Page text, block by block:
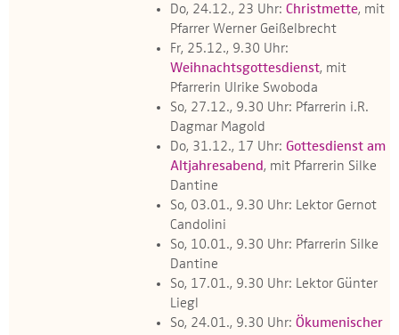
Do, 24.12., 23 Uhr: Christmette, mit
Pfarrer Werner Geißelbrecht
Fr, 25.12., 9.30 Uhr:
Weihnachtsgottesdienst, mit
Pfarrerin Ulrike Swoboda
So, 27.12., 9.30 Uhr: Pfarrerin i.R.
Dagmar Magold
Do, 31.12., 17 Uhr: Gottesdienst am
Altjahresabend, mit Pfarrerin Silke
Dantine
So, 03.01., 9.30 Uhr: Lektor Gernot
Candolini
So, 10.01., 9.30 Uhr: Pfarrerin Silke
Dantine
So, 17.01., 9.30 Uhr: Lektor Günter
Liegl
So, 24.01., 9.30 Uhr: Ökumenischer